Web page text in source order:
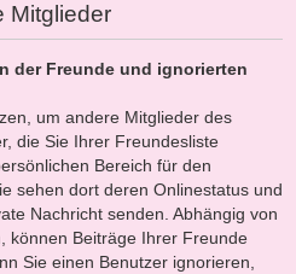
Mitglieder
der Freunde und ignorierten
um andere Mitglieder des
die Sie Ihrer Freundesliste
Bereich für den
sehen dort deren Onlinestatus und
Nachricht senden. Abhängig von
können Beiträge Ihrer Freunde
Sie einen Benutzer ignorieren,